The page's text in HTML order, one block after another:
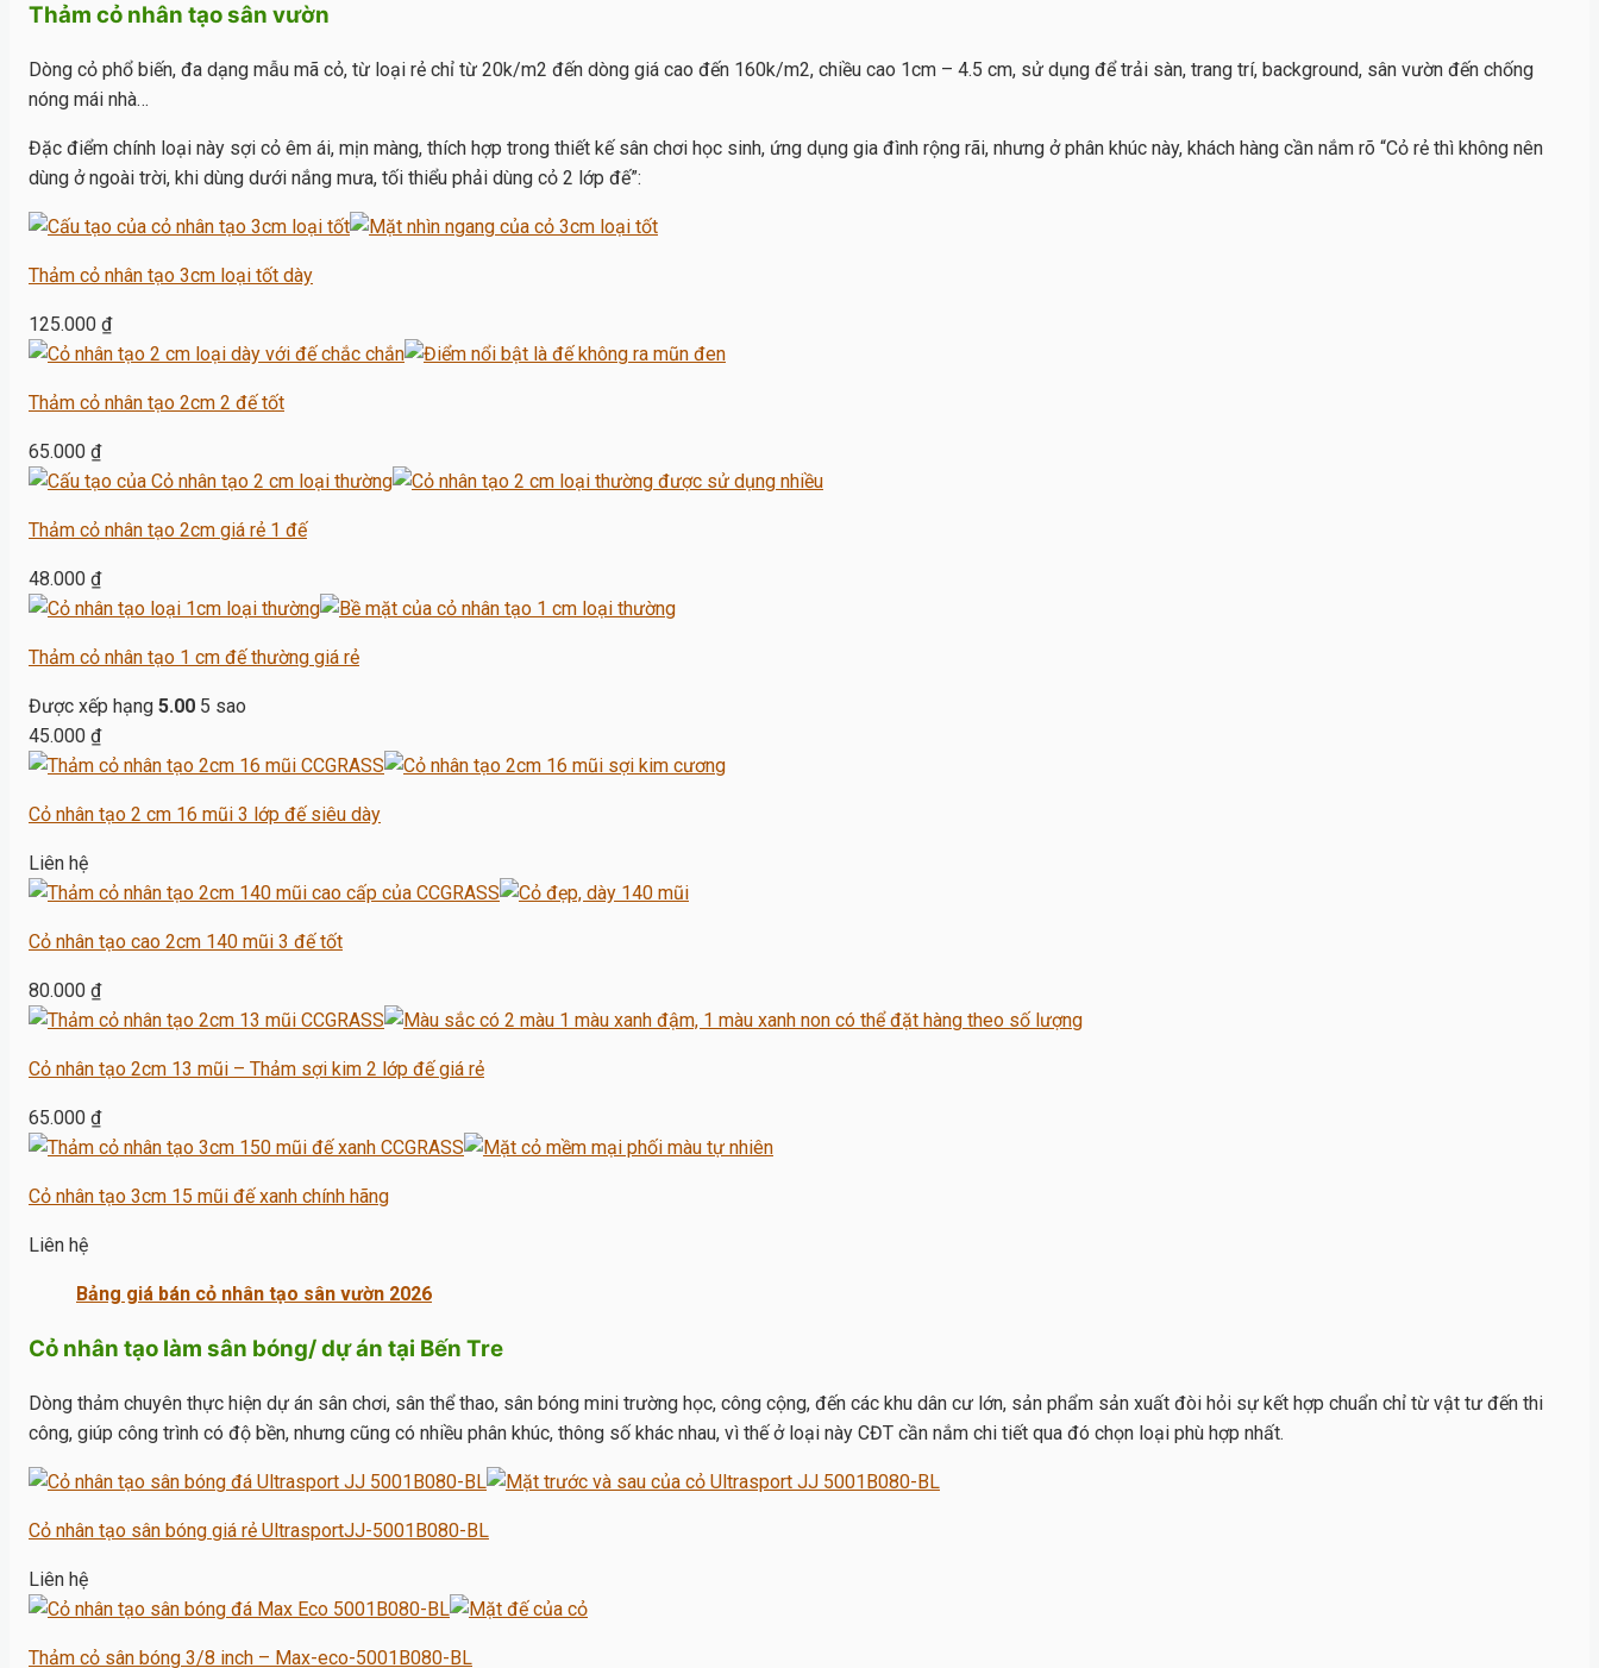
Thảm cỏ nhân tạo sân vườn
Dòng cỏ phổ biến, đa dạng mẫu mã cỏ, từ loại rẻ chỉ từ 20k/m2 đến dòng giá cao đến 160k/m2, chiều cao 1cm – 4.5 cm, sử dụng để trải sàn, trang trí, background, sân vườn đến chống
nóng mái nhà…
Đặc điểm chính loại này sợi cỏ êm ái, mịn màng, thích hợp trong thiết kế sân chơi học sinh, ứng dụng gia đình rộng rãi, nhưng ở phân khúc này, khách hàng cần nắm rõ “Cỏ rẻ thì không nên
dùng ở ngoài trời, khi dùng dưới nắng mưa, tối thiểu phải dùng cỏ 2 lớp đế”:
Thảm cỏ nhân tạo 3cm loại tốt dày
125.000 ₫
Thảm cỏ nhân tạo 2cm 2 đế tốt
65.000 ₫
Thảm cỏ nhân tạo 2cm giá rẻ 1 đế
48.000 ₫
Thảm cỏ nhân tạo 1 cm đế thường giá rẻ
Được xếp hạng 5.00 5 sao
45.000 ₫
Cỏ nhân tạo 2 cm 16 mũi 3 lớp đế siêu dày
Liên hệ
Cỏ nhân tạo cao 2cm 140 mũi 3 đế tốt
80.000 ₫
Cỏ nhân tạo 2cm 13 mũi – Thảm sợi kim 2 lớp đế giá rẻ
65.000 ₫
Cỏ nhân tạo 3cm 15 mũi đế xanh chính hãng
Liên hệ
Bảng giá bán cỏ nhân tạo sân vườn 2026
Cỏ nhân tạo làm sân bóng/ dự án tại Bến Tre
Dòng thảm chuyên thực hiện dự án sân chơi, sân thể thao, sân bóng mini trường học, công cộng, đến các khu dân cư lớn, sản phẩm sản xuất đòi hỏi sự kết hợp chuẩn chỉ từ vật tư đến thi
công, giúp công trình có độ bền, nhưng cũng có nhiều phân khúc, thông số khác nhau, vì thế ở loại này CĐT cần nắm chi tiết qua đó chọn loại phù hợp nhất.
Cỏ nhân tạo sân bóng giá rẻ UltrasportJJ-5001B080-BL
Liên hệ
Thảm cỏ sân bóng 3/8 inch – Max-eco-5001B080-BL